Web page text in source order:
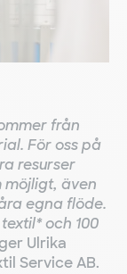
från
För oss på
resurser
möjligt, även
egna flöde.
och 100
Ulrika
Service AB.